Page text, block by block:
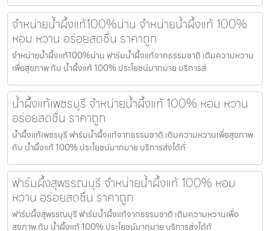
จำหน่ายน้ำผึ้งแท้100%น่าน จำหน่ายน้ำผึ้งแท้ 100%
หอม หวาน อร่อยสดชื่น ราคาถูก
จำหน่ายน้ำผึ้งแท้100%น่าน ฟาร์มน้ำผึ้งแท้จากธรรมชาติ เติมความหวาน
เพื่อสุขภาพ กับ น้ำผึ้งแท้ 100% ประโยชน์มากมาย บริการส่
น้ำผึ้งแท้เพชรบุรี จำหน่ายน้ำผึ้งแท้ 100% หอม หวาน
อร่อยสดชื่น ราคาถูก
น้ำผึ้งแท้เพชรบุรี ฟาร์มน้ำผึ้งแท้จากธรรมชาติ เติมความหวานเพื่อสุขภาพ
กับ น้ำผึ้งแท้ 100% ประโยชน์มากมาย บริการส่งได้ทั่
ฟาร์มผึ้งสุพรรณบุรี จำหน่ายน้ำผึ้งแท้ 100% หอม
หวาน อร่อยสดชื่น ราคาถูก
ฟาร์มผึ้งสุพรรณบุรี ฟาร์มน้ำผึ้งแท้จากธรรมชาติ เติมความหวานเพื่อ
สุขภาพ กับ น้ำผึ้งแท้ 100% ประโยชน์มากมาย บริการส่งได้ทั